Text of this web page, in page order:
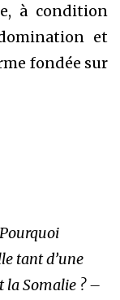
à condition
et
fondée sur
tant d’une
la Somalie ? –